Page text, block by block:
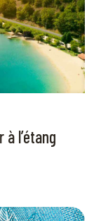
l’étang